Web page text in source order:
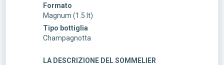
Formato
Magnum (1.5 lt)
Tipo bottiglia
Champagnotta
LA DESCRIZIONE DEL SOMMELIER